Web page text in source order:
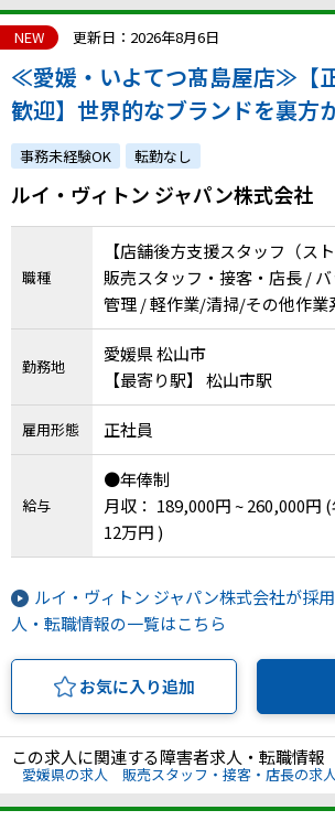
NEW 更新日：2026年8月6日
≪愛媛・いよてつ髙島屋店≫【
歓迎】世界的なブランドを裏方
事｜着実な成長を実感できる環
からの採用実績あり
事務未経験OK 転勤なし
ルイ・ヴィトン ジャパン株式会社
職種
【店舗後方支援スタッフ（ス
販売スタッフ・接客・店長 /
管理 / 軽作業/清掃/その他作業
勤務地
愛媛県 松山市
【最寄り駅】 松山市駅
雇用形態 正社員
給与
●年俸制
月収： 189,000円 ~ 260,000円
12万円 )
ルイ・ヴィトン ジャパン株式会社が採
人・転職情報の一覧はこちら
お気に入り追加
この求人に関連する障害者求人・転職情報
愛媛県の求人 販売スタッフ・接客・店長の求人